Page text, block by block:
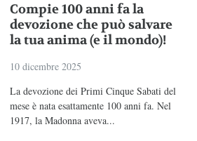
Compie 100 anni fa la
devozione che può salvare
la tua anima (e il mondo)!
10 dicembre 2025
La devozione dei Primi Cinque Sabati del
mese è nata esattamente 100 anni fa. Nel
1917, la Madonna aveva...